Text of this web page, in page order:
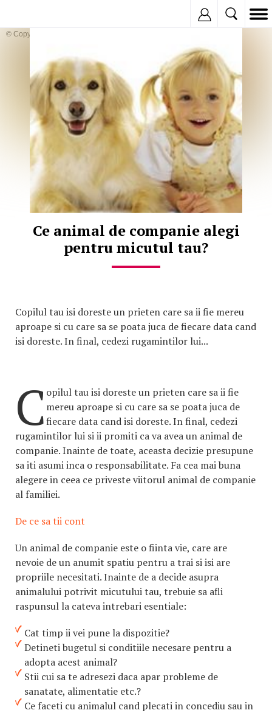
© Copyright:
Ce animal de companie alegi
pentru micutul tau?
Copilul tau isi doreste un prieten care sa ii fie mereu
aproape si cu care sa se poata juca de fiecare data cand
isi doreste. In final, cedezi rugamintilor lui...
C opilul tau isi doreste un prieten care sa ii fie
mereu aproape si cu care sa se poata juca de
fiecare data cand isi doreste. In final, cedezi
rugamintilor lui si ii promiti ca va avea un animal de
companie. Inainte de toate, aceasta decizie presupune
sa iti asumi inca o responsabilitate. Fa cea mai buna
alegere in ceea ce priveste viitorul animal de companie
al familiei.
De ce sa tii cont
Un animal de companie este o fiinta vie, care are
nevoie de un anumit spatiu pentru a trai si isi are
propriile necesitati. Inainte de a decide asupra
animalului potrivit micutului tau, trebuie sa afli
raspunsul la cateva intrebari esentiale:
Cat timp ii vei pune la dispozitie?
Detineti bugetul si conditiile necesare pentru a
adopta acest animal?
Stii cui sa te adresezi daca apar probleme de
sanatate, alimentatie etc.?
Ce faceti cu animalul cand plecati in concediu sau in